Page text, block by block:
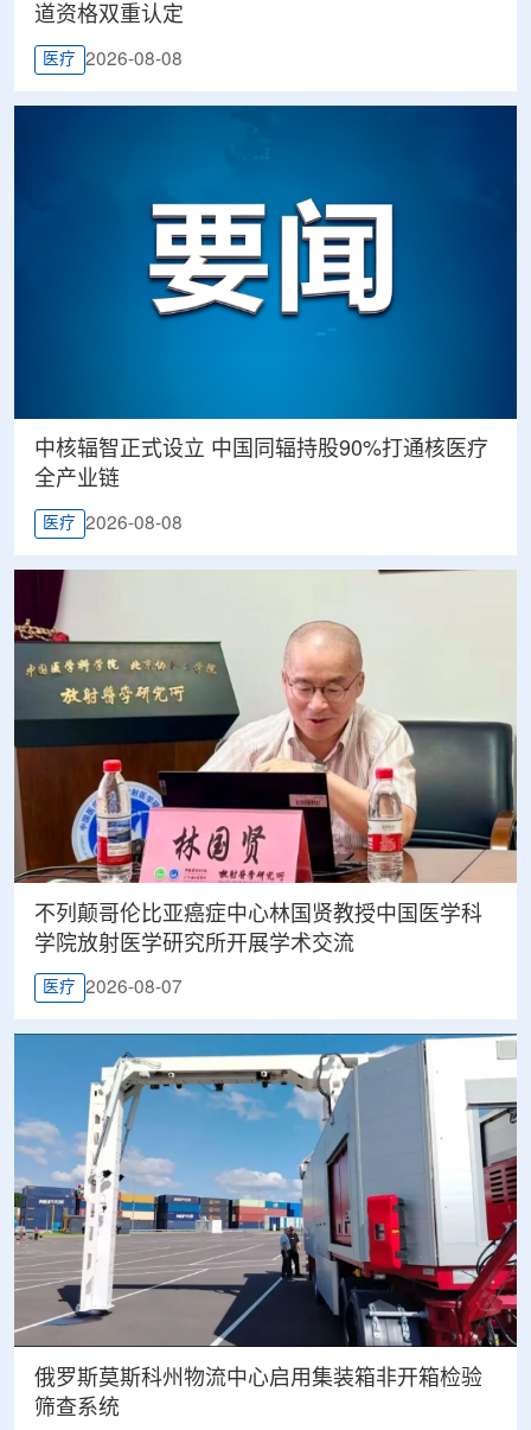
道资格双重认定
医疗 2026-08-08
中核辐智正式设立 中国同辐持股90%打通核医疗
全产业链
医疗 2026-08-08
不列颠哥伦比亚癌症中心林国贤教授中国医学科
学院放射医学研究所开展学术交流
医疗 2026-08-07
俄罗斯莫斯科州物流中心启用集装箱非开箱检验
筛查系统